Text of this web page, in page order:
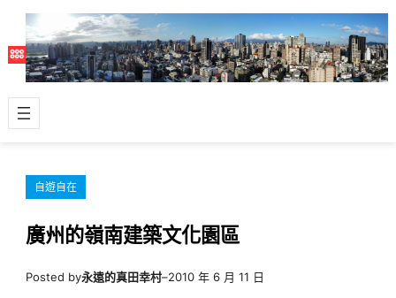
主
容
自遊自在
廣州的嶺南建築文化園區
Posted by永遠的真田幸村–2010 年 6 月 11 日